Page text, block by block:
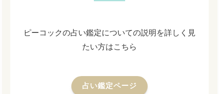
ピーコックの占い鑑定についての説明を詳しく見
たい方はこちら
占い鑑定ページ